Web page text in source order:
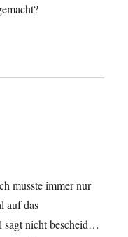
musste immer nur
auf das
sagt nicht bescheid…